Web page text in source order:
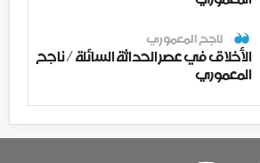
ناجح المعموري
الأخلاق في عصر الحداثة السائلة / ناجح
المعموري